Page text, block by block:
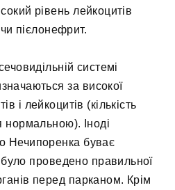
рівень лейкоцитів
пієлонефрит.
системі
за високої
і лейкоцитів (кількість
нормальною). Іноді
Нечипоренка буває
проведено правильної
перед парканом. Крім